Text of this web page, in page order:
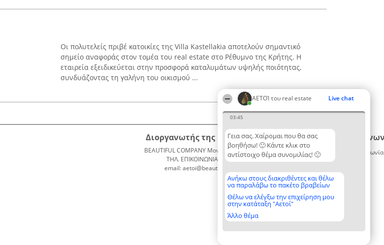
ΑΕΤΟΊ του real estate Live chat
03:45
Γεια σας. Χαίρομαι που θα σας
βοηθήσω! 🙂 Κάντε κλικ στο
αντίστοιχο θέμα συνομιλίας! 🙂
Ανήκω στους διακριθέντες και θέλω
να παραλάβω το πακέτο βραβείων
Θέλω να ελέγξω την επιχείρηση μου
στην κατάταξη "Αετοί"
Άλλο θέμα
Οι πολυτελείς πριβέ κατοικίες της Villa Kastellakia αποτελούν σημαντικό
σημείο αναφοράς στον τομέα του real estate στο Ρέθυμνο της Κρήτης. Η
εταιρεία εξειδικεύεται στην προσφορά καταλυμάτων υψηλής ποιότητας,
συνδυάζοντας τη γαλήνη του οικισμού ...
Διοργανωτής της κατάταξης
BEAUTIFUL COMPANY Μονοπρόσωπη ΙΚΕ
ΤΗΛ. ΕΠΙΚΟΙΝΩΝΙΑΣ: 2104128019
email: aetoi@beautifulcompany.co
Κατάταξη
Διακριθέντες
Λίστα
διακριθέντων
Μεθοδολογία
Όροι &
προϋποθέσεις
ΑΠΟΡΡΗΤΟΥ
Επικοινωνία